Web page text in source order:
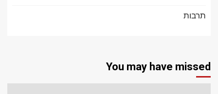
תרבות
You may have missed